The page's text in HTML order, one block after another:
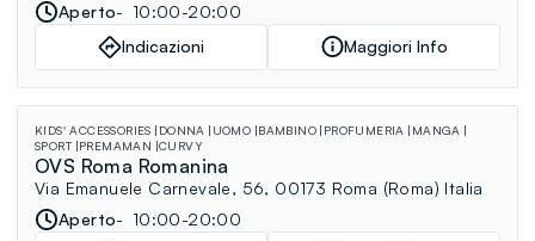
Aperto
10:00-20:00
Indicazioni
Maggiori Info
KIDS' ACCESSORIES DONNA UOMO BAMBINO PROFUMERIA
MANGA
SPORT PREMAMAN CURVY
OVS Roma Romanina
Via Emanuele Carnevale, 56, 00173 Roma (Roma) Italia
Aperto
10:00-20:00